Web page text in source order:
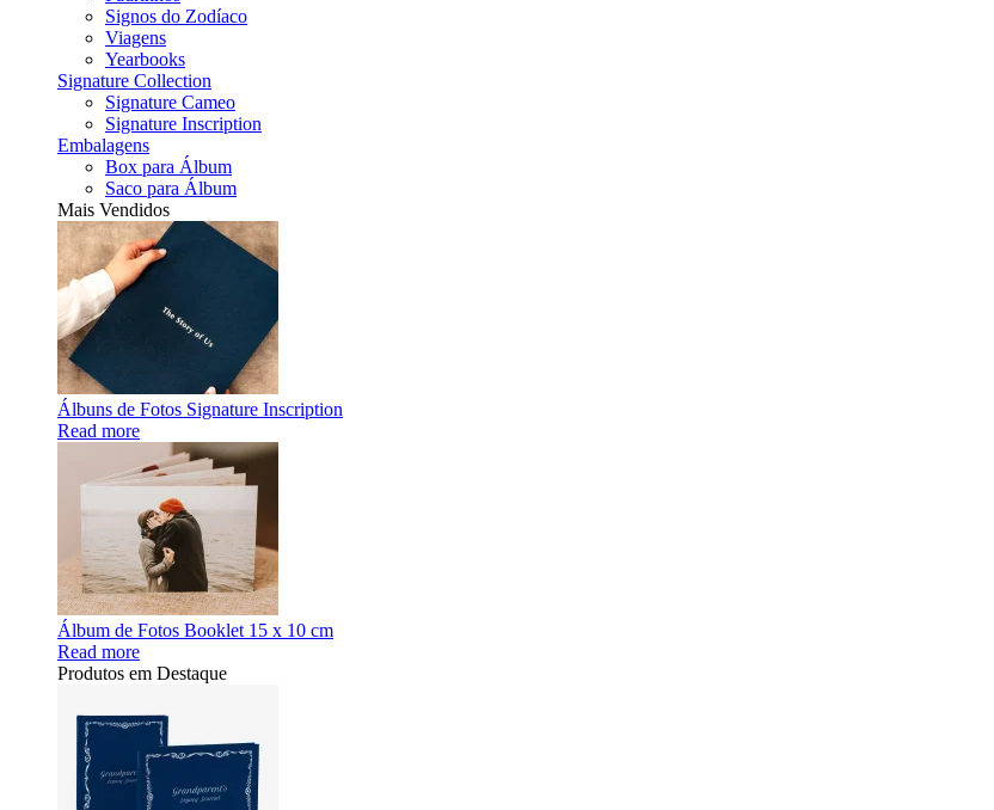
Signos do Zodíaco
Viagens
Yearbooks
Signature Collection
Signature Cameo
Signature Inscription
Embalagens
Box para Álbum
Saco para Álbum
Mais Vendidos
Álbuns de Fotos Signature Inscription
Read more
Álbum de Fotos Booklet 15 x 10 cm
Read more
Produtos em Destaque